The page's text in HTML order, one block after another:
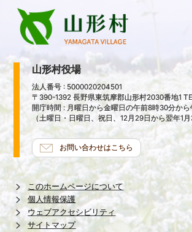
山形村役場
法人番号 : 5000020204501
〒390-1392 長野県東筑摩郡山形村2030番地1
開庁時間 : 月曜日から金曜日の午前8時30分か
（土曜日・日曜日、祝日、12月29日から翌年1月
お問い合わせはこちら
このホームページについて
個人情報保護
ウェブアクセシビリティ
サイトマップ